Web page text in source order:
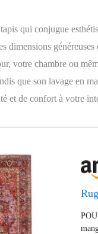
qui conjugue
dimensions
votre chambre ou
que son lavage en
et de confort à votre